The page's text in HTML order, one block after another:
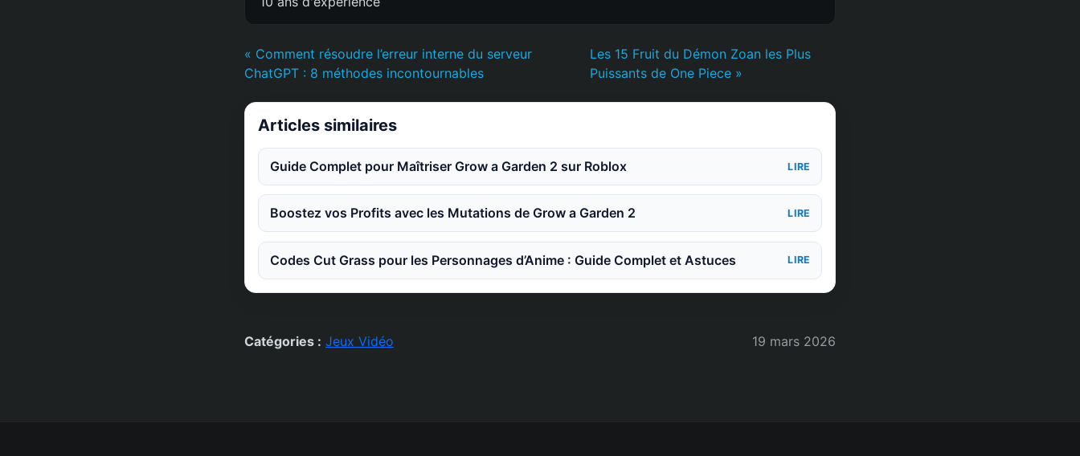
« Comment résoudre l’erreur interne du serveur
ChatGPT : 8 méthodes incontournables
Les 15 Fruit du Démon Zoan les Plus
Puissants de One Piece »
Articles similaires
Guide Complet pour Maîtriser Grow a Garden 2 sur Roblox LIRE
Boostez vos Profits avec les Mutations de Grow a Garden 2 LIRE
Codes Cut Grass pour les Personnages d’Anime : Guide Complet et Astuces LIRE
Catégories : Jeux Vidéo 19 mars 2026